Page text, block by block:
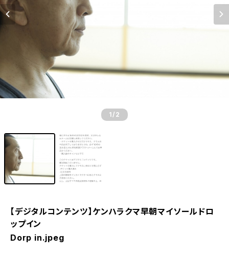
1 /2
【デジタルコンテンツ】ケンハラクマ早朝マイソールドロ
ップイン
Dorp in.jpeg